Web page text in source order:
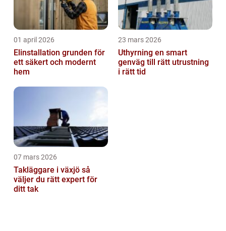
01 april 2026
Elinstallation grunden för
ett säkert och modernt
hem
23 mars 2026
Uthyrning en smart
genväg till rätt utrustning
i rätt tid
07 mars 2026
Takläggare i växjö så
väljer du rätt expert för
ditt tak